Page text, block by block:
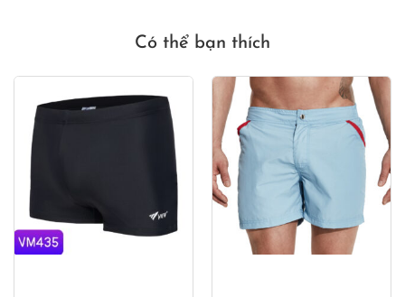
Có thể bạn thích